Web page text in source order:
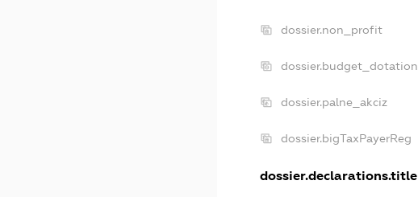
dossier.non_profit
dossier.budget_dotation
dossier.palne_akciz
dossier.bigTaxPayerReg
dossier.declarations.title